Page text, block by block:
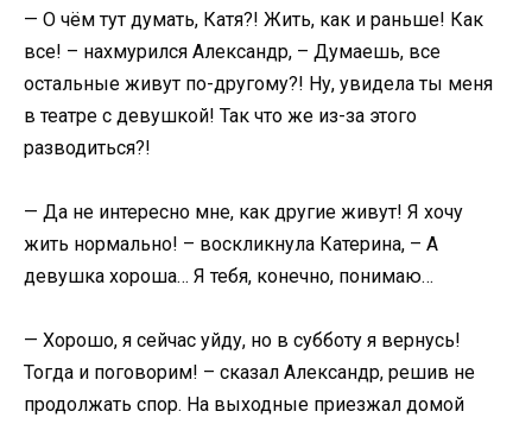
— О чём тут думать, Катя?! Жить, как и раньше! Как
все! – нахмурился Александр, – Думаешь, все
остальные живут по-другому?! Ну, увидела ты меня
в театре с девушкой! Так что же из-за этого
разводиться?!
— Да не интересно мне, как другие живут! Я хочу
жить нормально! – воскликнула Катерина, – А
девушка хороша… Я тебя, конечно, понимаю…
— Хорошо, я сейчас уйду, но в субботу я вернусь!
Тогда и поговорим! – сказал Александр, решив не
продолжать спор. На выходные приезжал домой